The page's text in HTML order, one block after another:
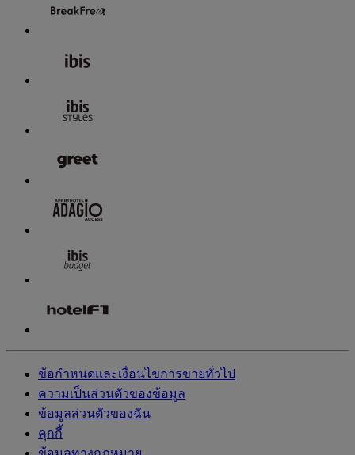
ข้อกำหนดและเงื่อนไขการขายทั่วไป
ความเป็นส่วนตัวของข้อมูล
ข้อมูลส่วนตัวของฉัน
คุกกี้